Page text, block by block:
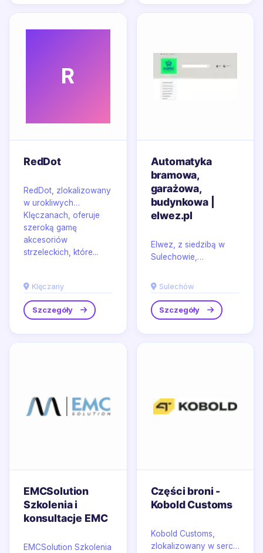
R
RedDot
RedDot, zlokalizowany
w urokliwych
Klęczanach, oferuje
szeroką gamę
akcesoriów
strzeleckich, które...
Klęczany
Szczegóły
Automatyka
bramowa,
garażowa,
budynkowa |
elwez.pl
Elwez, z siedzibą w
Sulechowie,
dostarczaniu
zaawansowanych
systemów automatyki
dla...
Sulechów
Szczegóły
EMCSolution
Szkolenia i
konsultacje EMC
EMCSolution Szkolenia
Części broni -
Kobold Customs
Kobold Customs,
zlokalizowany w sercu